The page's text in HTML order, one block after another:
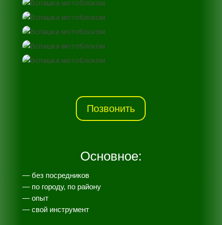
Позвонить
Основное:
— без посредников
— по городу, по району
— опыт
— свой инструмент